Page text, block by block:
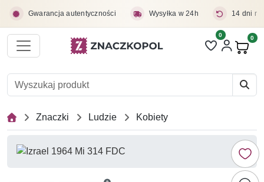
Gwarancja autentyczności Wysyłka w 24h 14 dni
Liczba pozycji
0 0
Znaczki Ludzie Kobiety